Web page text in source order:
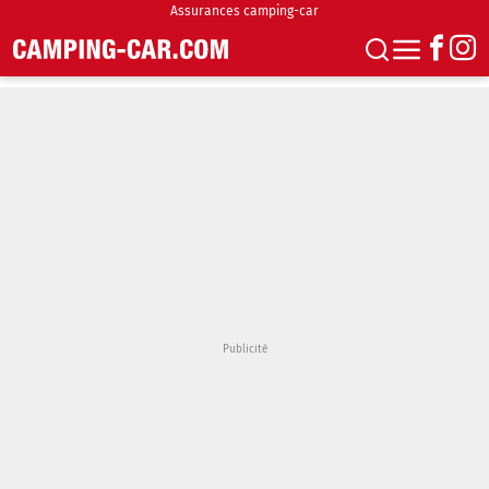
Assurances camping-car